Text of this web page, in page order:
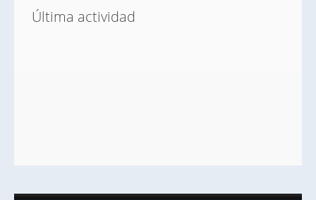
Última actividad